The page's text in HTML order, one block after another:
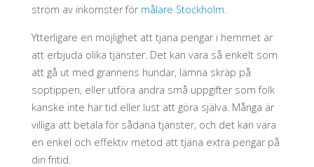
ström av inkomster för målare Stockholm.
Ytterligare en möjlighet att tjäna pengar i hemmet är
att erbjuda olika tjänster. Det kan vara så enkelt som
att gå ut med grannens hundar, lämna skräp på
soptippen, eller utföra andra små uppgifter som folk
kanske inte har tid eller lust att göra själva. Många är
villiga att betala för sådana tjänster, och det kan vara
en enkel och effektiv metod att tjäna extra pengar på
din fritid.